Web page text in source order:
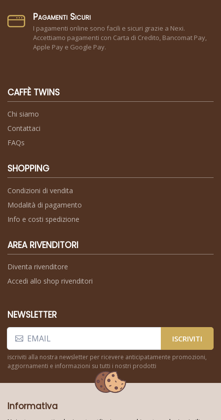
Pagamenti Sicuri
I pagamenti online sono facili e sicuri grazie a Nexi.
Accettiamo pagamenti con Carta di Credito, Bancomat Pay,
Apple Pay e Google Pay.
CAFFÈ TWINS
Chi siamo
Contattaci
FAQs
SHOPPING
Condizioni di vendita
Modalità di pagamento
Info e costi spedizione
AREA RIVENDITORI
Diventa rivenditore
Accedi allo shop rivenditori
NEWSLETTER
ISCRIVITI
iscriviti alla nostra newsletter per ricevere anticipatamente promozioni,
aggiornamenti e informazioni su tutti i nostri prodotti
Informativa